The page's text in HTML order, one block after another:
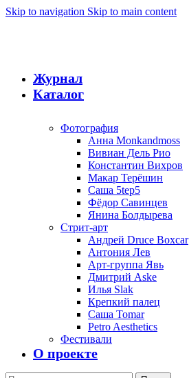
Skip to navigation Skip to main content
Журнал
Каталог
Фотография
Анна Monkandmoss
Вивиан Дель Рио
Константин Вихров
Макар Терёшин
Саша 5tep5
Фёдор Савинцев
Янина Болдырева
Стрит-арт
Андрей Druce Boxcar
Антония Лев
Арт-группа Явь
Дмитрий Aske
Илья Slak
Крепкий палец
Саша Tomar
Petro Aesthetics
Фестивали
О проекте